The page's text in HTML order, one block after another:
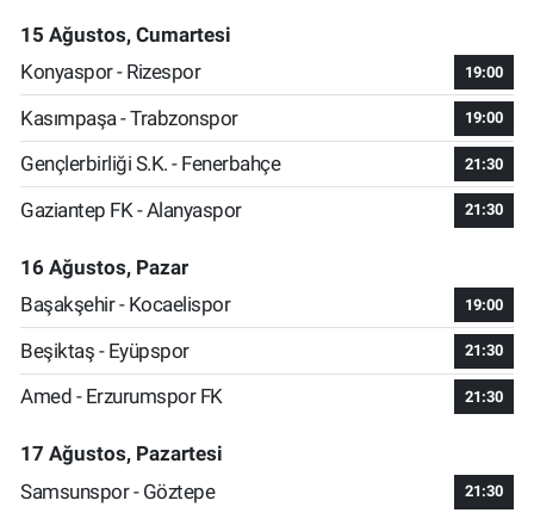
15 Ağustos, Cumartesi
Konyaspor - Rizespor
19:00
Kasımpaşa - Trabzonspor 19:00
Gençlerbirliği S.K. - Fenerbahçe 21:30
Gaziantep FK - Alanyaspor 21:30
16 Ağustos, Pazar
Başakşehir - Kocaelispor
19:00
Beşiktaş - Eyüpspor 21:30
Amed - Erzurumspor FK 21:30
17 Ağustos, Pazartesi
Samsunspor - Göztepe
21:30